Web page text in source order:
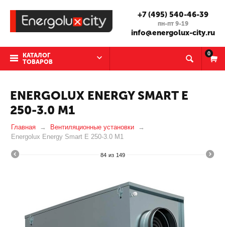
+7 (495) 540-46-39
пн-пт 9-19
info@energolux-city.ru
КАТАЛОГ
ТОВАРОВ
0
ENERGOLUX ENERGY SMART E
250-3.0 M1
Главная
Вентиляционные установки
Energolux Energy Smart E 250-3.0 M1
84 из 149